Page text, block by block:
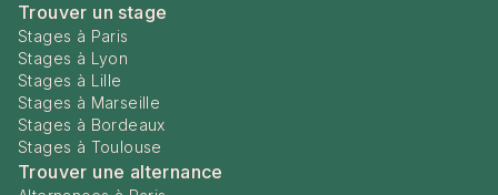
Trouver un stage
Stages à Paris
Stages à Lyon
Stages à Lille
Stages à Marseille
Stages à Bordeaux
Stages à Toulouse
Trouver une alternance